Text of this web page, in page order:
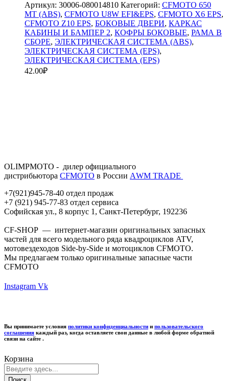
Артикул: 30006-080014810 Категорий: CFMOTO 650
MT (ABS), CFMOTO U8W EFI&EPS, CFMOTO X6 EPS,
CFMOTO Z10 EPS, БОКОВЫЕ ДВЕРИ, КАРКАС
КАБИНЫ И БАМПЕР 2, КОФРЫ БОКОВЫЕ, РАМА В
СБОРЕ, ЭЛЕКТРИЧЕСКАЯ СИСТЕМА (ABS),
ЭЛЕКТРИЧЕСКАЯ СИСТЕМА (EPS),
ЭЛЕКТРИЧЕСКАЯ СИСТЕМА (EPS)
42.00₽
OLIMPMOTO - дилер официального
дистрибьютора CFMOTO в России АWМ TRADE
+7(921)945-78-40 отдел продаж
+7 (921) 945-77-83 отдел сервиса
Софийская ул., 8 корпус 1, Санкт-Петербург, 192236
CF-SHOP — интернет-магазин оригинальных запасных
частей для всего модельного ряда квадроциклов ATV,
мотовездеходов Side-by-Side и мотоциклов CFMOTO.
Мы предлагаем только оригинальные запасные части
CFMOTO
Instagram Vk
Вы принимаете условия политики конфиденциальности и пользовательского
соглашения каждый раз, когда оставляете свои данные в любой форме обратной
связи на сайте .
Корзина